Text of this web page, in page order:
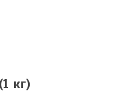
(1 кг)